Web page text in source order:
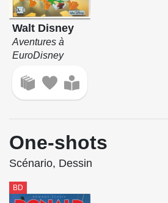
Walt Disney
Aventures à
EuroDisney
One-shots
Scénario, Dessin
BD